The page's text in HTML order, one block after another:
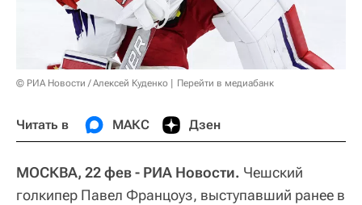
© РИА Новости / Алексей Куденко Перейти в медиабанк
Читать в МАКС Дзен
МОСКВА, 22 фев - РИА Новости. Чешский
голкипер Павел Францоуз, выступавший ранее в